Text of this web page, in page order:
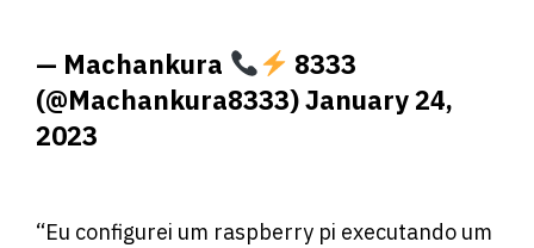
— Machankura
8333
(@Machankura8333)January 24,
2023
“Eu configurei um raspberry pi executando um